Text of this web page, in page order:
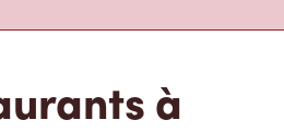
à